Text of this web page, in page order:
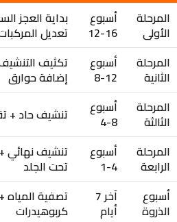
المرحلة
الأولى
أسبوع
16-12
بداية العجز
تعديل
المرحلة
الثانية
أسبوع
12-8
تكثيف
إضافة حوارق
المرحلة
الثالثة
أسبوع
8-4 تنشيف حاد +
المرحلة
الرابعة
أسبوع
4-1
تنشيف نهائي
تحت الجلد
أسبوع
الذروة
آخر 7
أيام
تصفية المياه
كربوهيدرات